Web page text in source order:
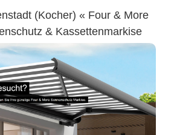
(Kocher) « Four & More
& Kassettenmarkise